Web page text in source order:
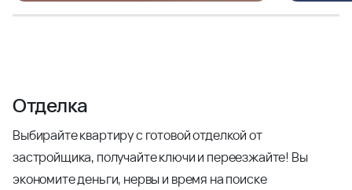
Отделка
Выбирайте квартиру с готовой отделкой от
застройщика, получайте ключи и переезжайте! Вы
экономите деньги, нервы и время на поиске